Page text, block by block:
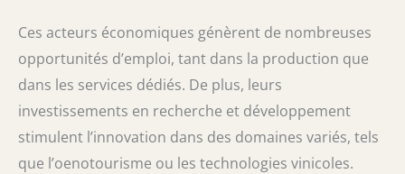
Ces acteurs économiques génèrent de nombreuses
opportunités d’emploi, tant dans la production que
dans les services dédiés. De plus, leurs
investissements en recherche et développement
stimulent l’innovation dans des domaines variés, tels
que l’oenotourisme ou les technologies vinicoles.